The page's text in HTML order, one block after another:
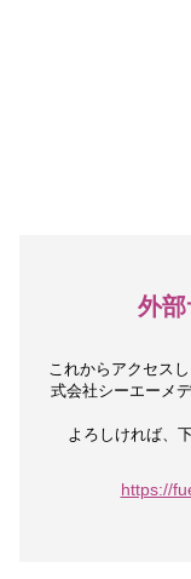
外
これからアクセス
式会社シーエーメ
よろしければ、
https://